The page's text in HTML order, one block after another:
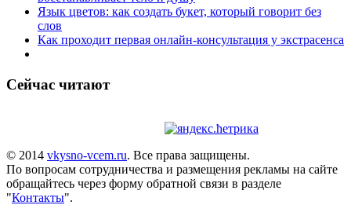
Язык цветов: как создать букет, который говорит без
слов
Как проходит первая онлайн-консультация у экстрасенса
Сейчас читают
© 2014 vkysno-vcem.ru. Все права защищены.
По вопросам сотрудничества и размещения рекламы на сайте
обращайтесь через форму обратной связи в разделе
"Контакты".